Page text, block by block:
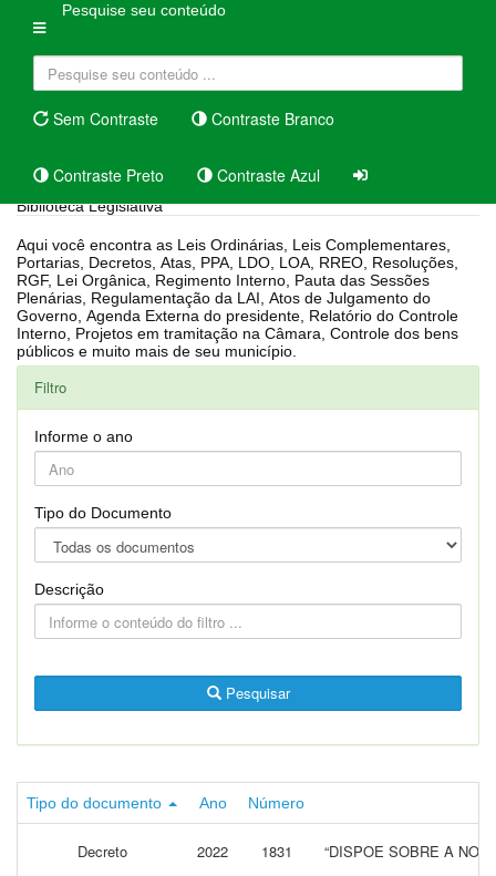
Pesquise seu conteúdo
Sem Contraste Contraste Branco
Contraste Preto Contraste Azul
Biblioteca Legislativa
Aqui você encontra as Leis Ordinárias, Leis Complementares,
Portarias, Decretos, Atas, PPA, LDO, LOA, RREO, Resoluções,
RGF, Lei Orgânica, Regimento Interno, Pauta das Sessões
Plenárias, Regulamentação da LAI, Atos de Julgamento do
Governo, Agenda Externa do presidente, Relatório do Controle
Interno, Projetos em tramitação na Câmara, Controle dos bens
públicos e muito mais de seu município.
Filtro
Informe o ano
Tipo do Documento
Descrição
Pesquisar
Tipo do documento Ano Número
Decreto 2022 1831 “DISPOE SOBRE A